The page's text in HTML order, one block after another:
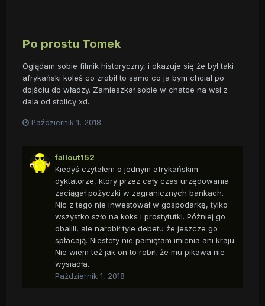
Po prostu Tomek
Oglądam sobie filmik historyczny, i okazuje się że był taki
afrykański koleś co zrobił to samo co ja bym chciał po
dojściu do władzy. Zamieszkał sobie w chatce na wsi z
dala od stolicy xd.
Październik 1, 2018
fallout152
Kiedyś czytałem o jednym afrykańskim
dyktatorze, który przez cały czas urzędowania
zaciągał pożyczki w zagranicznych bankach.
Nic z tego nie inwestował w gospodarkę, tylko
wszystko szło na koks i prostytutki. Później go
obalili, ale narobił tyle debetu że jeszcze go
spłacają. Niestety nie pamiętam imienia ani kraju.
Nie wiem też jak on to robił, że mu pikawa nie
wysiadła.
Październik 1, 2018